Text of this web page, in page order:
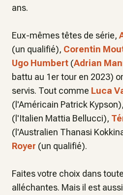
ans.
Eux-mêmes têtes de série,
(un qualifié), Corentin
Ugo Humbert (Adrian
battu au 1er tour en 2023)
servis. Tout comme Luca
(l'Américain Patrick Kypson),
(l'Italien Mattia Bellucci),
(l'Australien Thanasi
Royer (un qualifié).
Faites votre choix dans
alléchantes. Mais il est